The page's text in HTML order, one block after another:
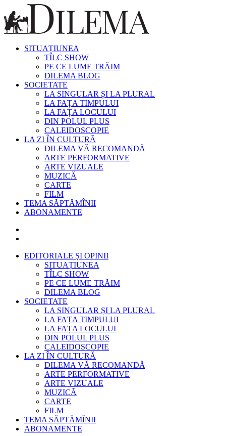
SITUAȚIUNEA
TÎLC SHOW
PE CE LUME TRĂIM
DILEMA BLOG
SOCIETATE
LA SINGULAR ȘI LA PLURAL
LA FAȚA TIMPULUI
LA FAȚA LOCULUI
DIN POLUL PLUS
CALEIDOSCOPIE
LA ZI ÎN CULTURĂ
DILEMA VĂ RECOMANDĂ
ARTE PERFORMATIVE
ARTE VIZUALE
MUZICĂ
CARTE
FILM
TEMA SĂPTĂMÎNII
ABONAMENTE
EDITORIALE ȘI OPINII
SITUAȚIUNEA
TÎLC SHOW
PE CE LUME TRĂIM
DILEMA BLOG
SOCIETATE
LA SINGULAR ȘI LA PLURAL
LA FAȚA TIMPULUI
LA FAȚA LOCULUI
DIN POLUL PLUS
CALEIDOSCOPIE
LA ZI ÎN CULTURĂ
DILEMA VĂ RECOMANDĂ
ARTE PERFORMATIVE
ARTE VIZUALE
MUZICĂ
CARTE
FILM
TEMA SĂPTĂMÎNII
ABONAMENTE